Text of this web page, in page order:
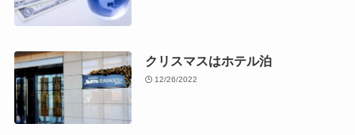
クリスマスはホテル泊
12/26/2022